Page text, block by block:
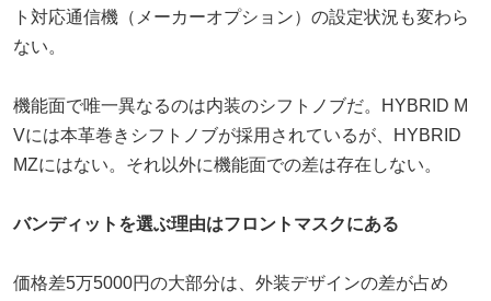
ト対応通信機（メーカーオプション）の設定状況も変わら
ない。
機能面で唯一異なるのは内装のシフトノブだ。HYBRID M
Vには本革巻きシフトノブが採用されているが、HYBRID
MZにはない。それ以外に機能面での差は存在しない。
バンディットを選ぶ理由はフロントマスクにある
価格差5万5000円の大部分は、外装デザインの差が占め